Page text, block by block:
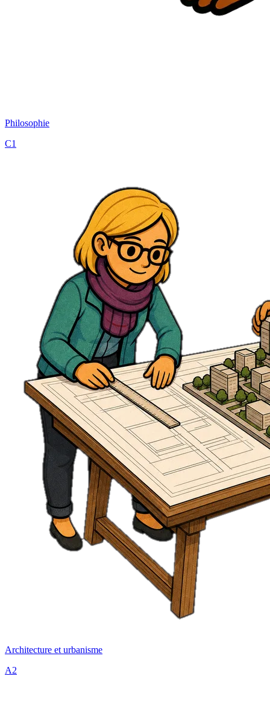
Philosophie
C1
Architecture et urbanisme
A2